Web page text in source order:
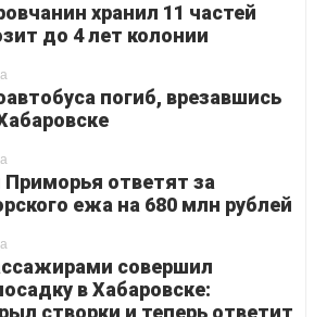
хранил 11 частей
до 4 лет колонии
погиб, врезавшись
ответят за
ежа на 680 млн рублей
совершил
в Хабаровске:
створки и теперь ответит